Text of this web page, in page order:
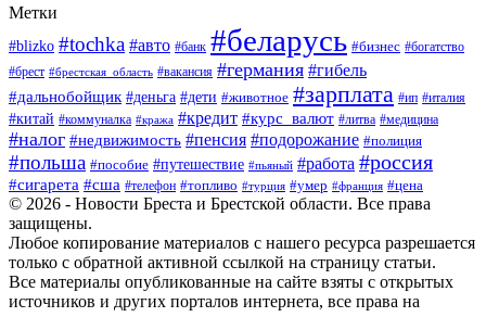
Метки
#blizko #tochka #авто #банк #беларусь #бизнес #богатство
#брест #брестская_область #вакансия #германия #гибель
#дальнобойщик #деньга #дети #животное #зарплата #ип #италия
#китай #коммуналка #кража #кредит #курс_валют #литва #медицина
#налог #недвижимость #пенсия #подорожание #полиция
#польша #пособие #путешествие #пьяный #работа #россия
#сигарета #сша #телефон #топливо #турция #умер #франция #цена
© 2026 - Новости Бреста и Брестской области. Все права
защищены.
Любое копирование материалов с нашего ресурса разрешается
только с обратной активной ссылкой на страницу статьи.
Все материалы опубликованные на сайте взяты с открытых
источников и других порталов интернета, все права на